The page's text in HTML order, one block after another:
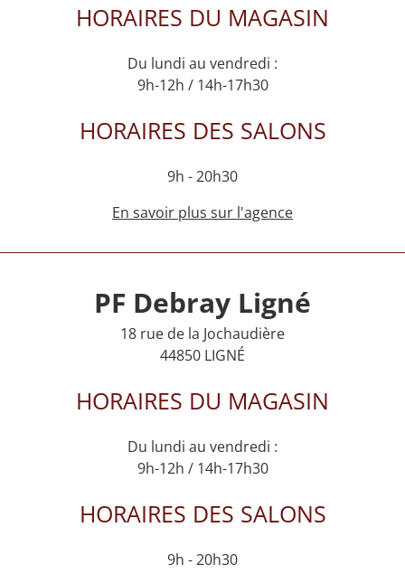
HORAIRES DU MAGASIN
Du lundi au vendredi :
9h-12h / 14h-17h30
HORAIRES DES SALONS
9h - 20h30
En savoir plus sur l'agence
PF Debray Ligné
18 rue de la Jochaudière
44850 LIGNÉ
HORAIRES DU MAGASIN
Du lundi au vendredi :
9h-12h / 14h-17h30
HORAIRES DES SALONS
9h - 20h30